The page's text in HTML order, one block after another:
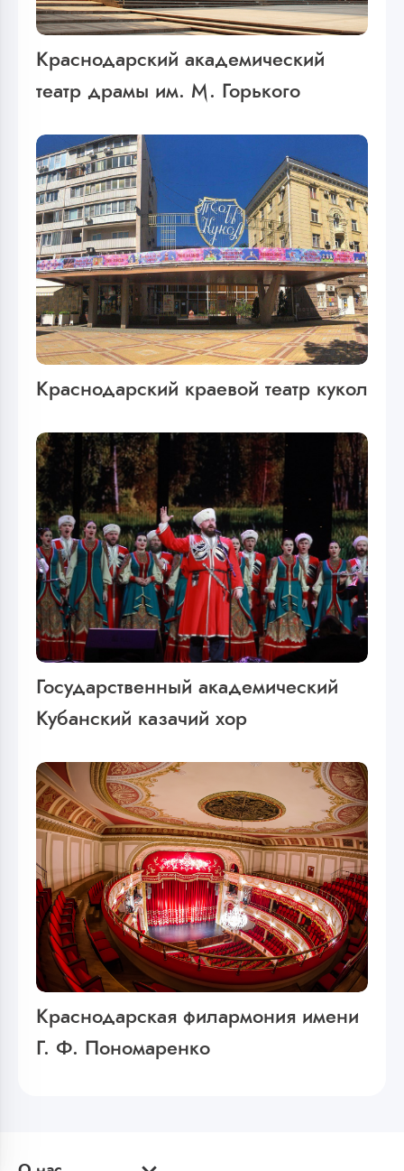
Краснодарский академический
театр драмы им. М. Горького
Краснодарский краевой театр кукол
Государственный академический
Кубанский казачий хор
Краснодарская филармония имени
Г. Ф. Пономаренко